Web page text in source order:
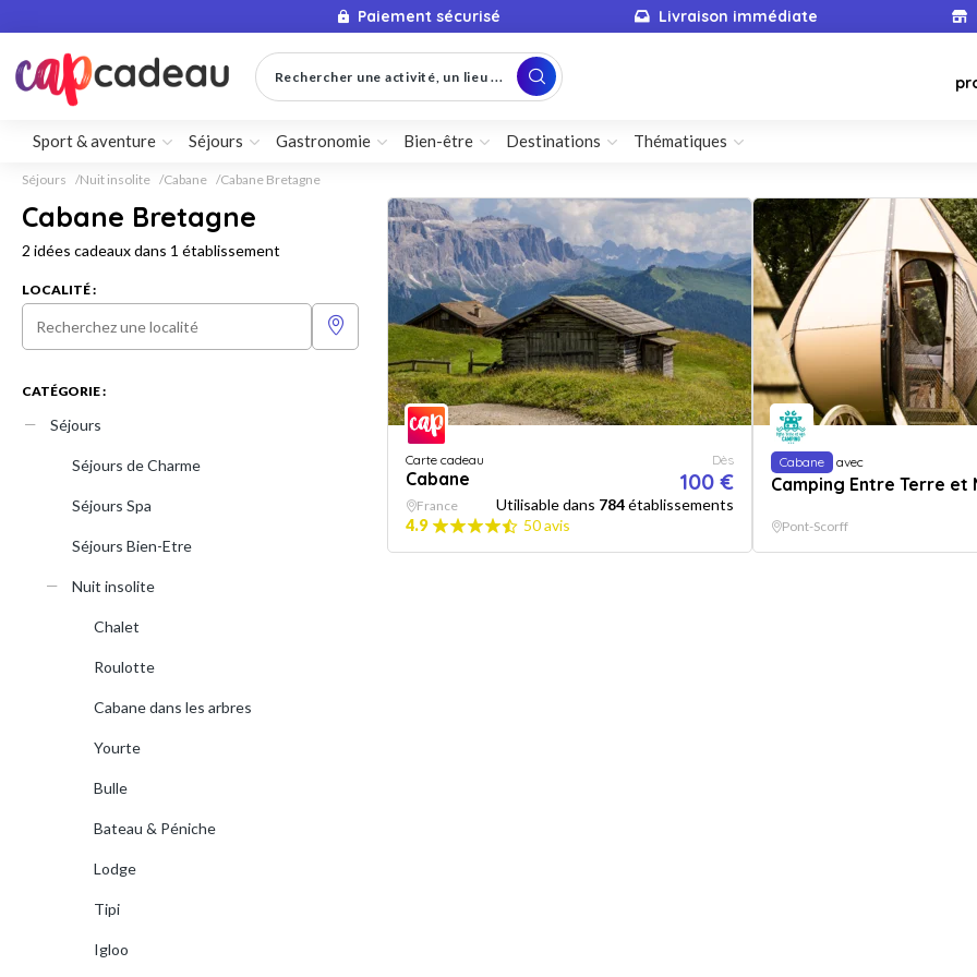
Paiement sécurisé Livraison immédiate
Rechercher une activité, un lieu ...
Sport & aventure Séjours Gastronomie Bien-être Destinations Thématiques
Séjours Nuit insolite Cabane Cabane Bretagne
Cabane Bretagne
2 idées cadeaux dans 1 établissement
LOCALITÉ :
CATÉGORIE :
Séjours
Séjours de Charme
Séjours Spa
Séjours Bien-Etre
Nuit insolite
Chalet
Roulotte
Cabane dans les arbres
Yourte
Bulle
Bateau & Péniche
Lodge
Tipi
Igloo
Carte cadeau
Cabane
Dès
100 €
France Utilisable dans 784établissements
4.9
50 avis
Cabane avec
Camping Entre Terre et
Pont-Scorff